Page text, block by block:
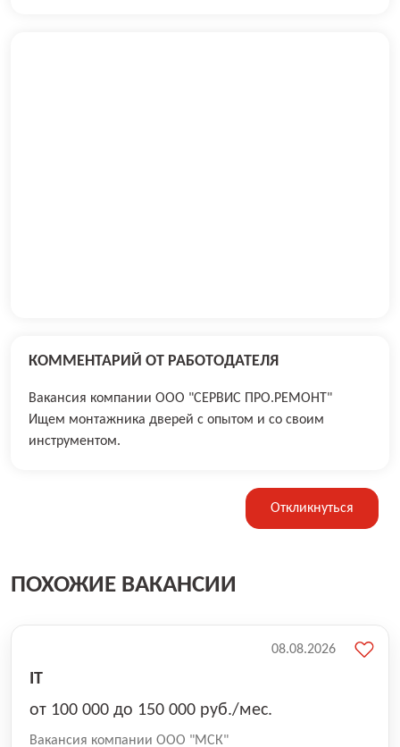
КОММЕНТАРИЙ ОТ РАБОТОДАТЕЛЯ
Вакансия компании ООО "СЕРВИС ПРО.РЕМОНТ"
Ищем монтажника дверей c опытoм и со cвоим
инструмeнтом.
Откликнуться
ПОХОЖИЕ ВАКАНСИИ
IT
от 100 000 до 150 000 руб./мес.
Вакансия компании ООО "МСК"
08.08.2026